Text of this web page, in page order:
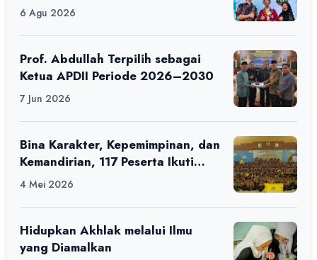
6 Agu 2026
Prof. Abdullah Terpilih sebagai
Ketua APDII Periode 2026–2030
7 Jun 2026
Bina Karakter, Kepemimpinan, dan
Kemandirian, 117 Peserta Ikuti
Alfaro Camp di MAN 1 Darussalam
4 Mei 2026
Hidupkan Akhlak melalui Ilmu
yang Diamalkan